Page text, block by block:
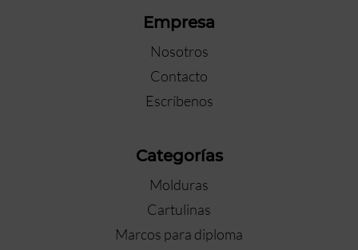
Empresa
Nosotros
Contacto
Escríbenos
Categorías
Molduras
Cartulinas
Marcos para diploma